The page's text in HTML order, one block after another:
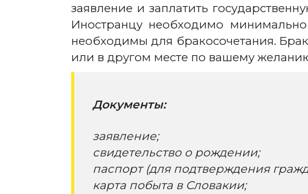
заявление и заплатить
Иностранцу необходимо
необходимы для бракосочетания.
или в другом месте по вашему
Документы:
заявление;
свидетельство о рождении;
паспорт (для подтверждения
карта побыта в Словакии;